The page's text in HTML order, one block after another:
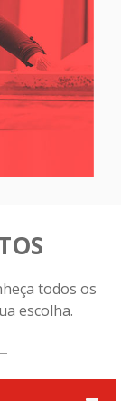
todos os
escolha.